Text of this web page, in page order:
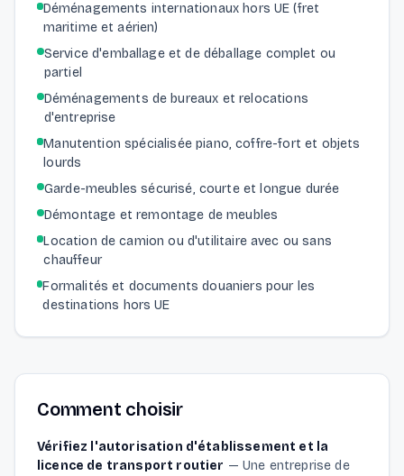
Déménagements internationaux hors UE (fret
maritime et aérien)
Service d'emballage et de déballage complet ou
partiel
Déménagements de bureaux et relocations
d'entreprise
Manutention spécialisée piano, coffre-fort et objets
lourds
Garde-meubles sécurisé, courte et longue durée
Démontage et remontage de meubles
Location de camion ou d'utilitaire avec ou sans
chauffeur
Formalités et documents douaniers pour les
destinations hors UE
Comment choisir
Vérifiez l'autorisation d'établissement et la
licence de transport routier — Une entreprise de